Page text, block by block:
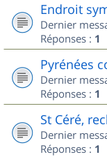
Endroit
Dernier
Réponses : 1
Pyrénées
Dernier
Réponses : 1
St Céré,
Dernier
Réponses : 1